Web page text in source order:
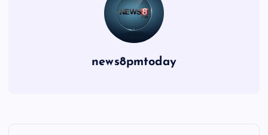
news8pmtoday